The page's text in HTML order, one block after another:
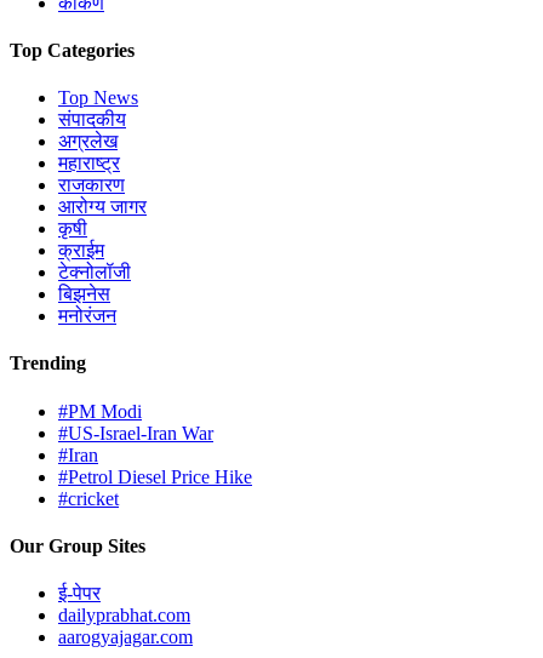
Top Categories
Top News
संपादकीय
अग्रलेख
महाराष्ट्र
राजकारण
आरोग्य जागर
कृषी
क्राईम
टेक्नोलॉजी
बिझनेस
मनोरंजन
Trending
#PM Modi
#US-Israel-Iran War
#Iran
#Petrol Diesel Price Hike
#cricket
Our Group Sites
ई-पेपर
dailyprabhat.com
aarogyajagar.com